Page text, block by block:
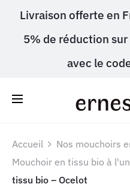
Livraison offerte en
5% de réduction
avec le
Accueil
Nos mouchoirs
Mouchoir en tissu bio à
tissu bio – Ocelot